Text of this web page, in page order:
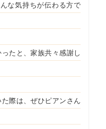
な気持ちが伝わる方で
たと、家族共々感謝し
際は、ぜひピアンさん